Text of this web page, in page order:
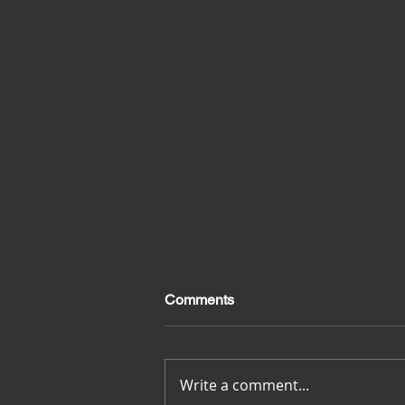
Merci pour tout
Comments
Write a comment...